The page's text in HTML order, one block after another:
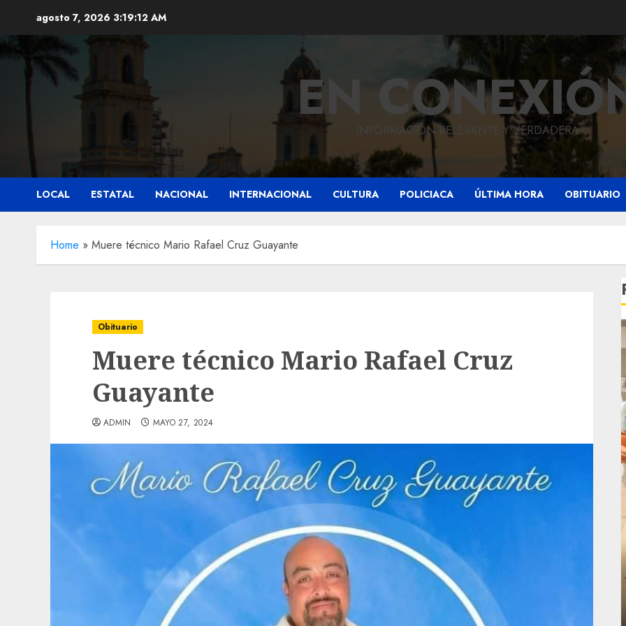
contenido
agosto 7, 2026 3:19:14 AM
ENINFORMACIÓN RELEVANTE Y VERDADERA.
LOCAL ESTATAL NACIONAL INTERNACIONAL CULTURA POLICIACA ÚLTIMA HORA OBITUARIO
Home » Muere técnico Mario Rafael Cruz Guayante
Obituario
Muere técnico Mario Rafael Cruz
Guayante
ADMIN MAYO 27, 2024
Obra de pavimentación de San Marcial será
mejorada. Interviene CASF
JULIO 27, 2026
Reviven la historia de Fortín, con exposición
de la cronista Minerva Salas.
JULIO 31, 2026